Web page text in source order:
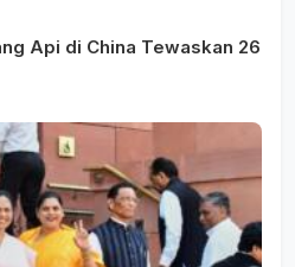
Api di China Tewaskan 26